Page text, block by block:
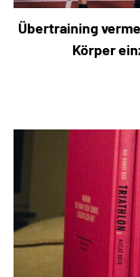
Übertraining
Körper